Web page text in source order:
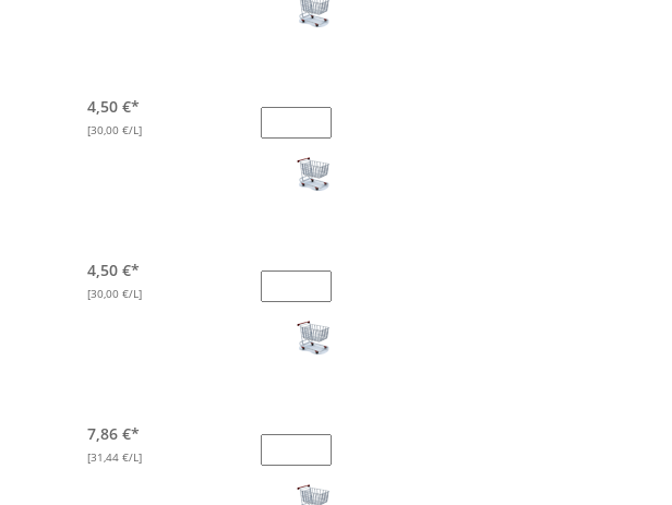
4,50 €*
[30,00 €/L]
4,50 €*
[30,00 €/L]
7,86 €*
[31,44 €/L]